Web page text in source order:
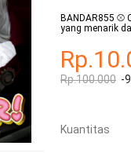
BANDAR855
yang menarik
Rp.100.000 -
Kuantitas